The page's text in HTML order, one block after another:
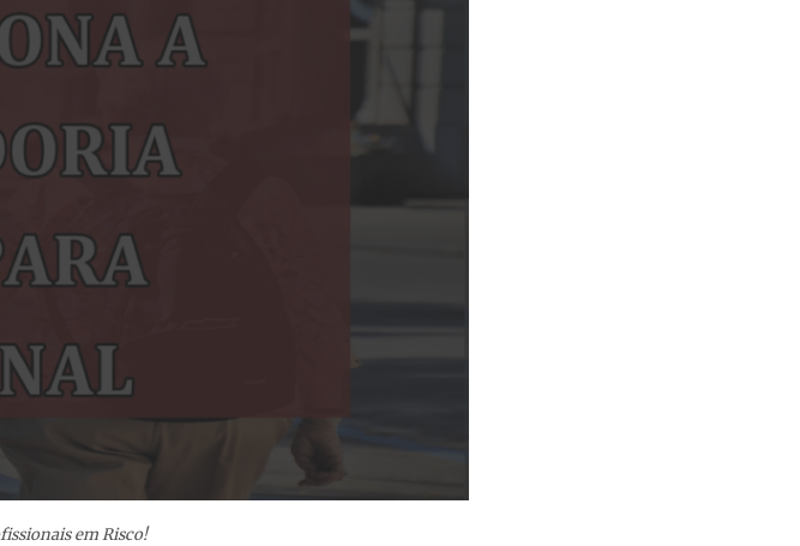
em Risco!